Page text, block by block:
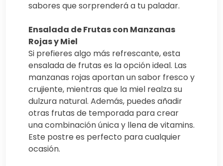
sabores que sorprenderá a tu paladar.
Ensalada de Frutas con Manzanas
Rojas y Miel
Si prefieres algo más refrescante, esta
ensalada de frutas es la opción ideal. Las
manzanas rojas aportan un sabor fresco y
crujiente, mientras que la miel realza su
dulzura natural. Además, puedes añadir
otras frutas de temporada para crear
una combinación única y llena de vitamins.
Este postre es perfecto para cualquier
ocasión.